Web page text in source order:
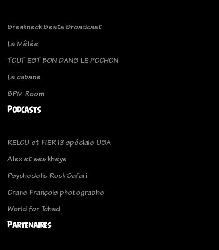
Breakneck Beats Broadcast
La Mêlée
TOUT EST BON DANS LE POCHON
La cabane
BPM Room
Podcasts
RELOU et FIER 13 spéciale USA
Alex et ses kheys
Psychedelic Rock Safari
Orane François photographe
World for Tchad
Partenaires